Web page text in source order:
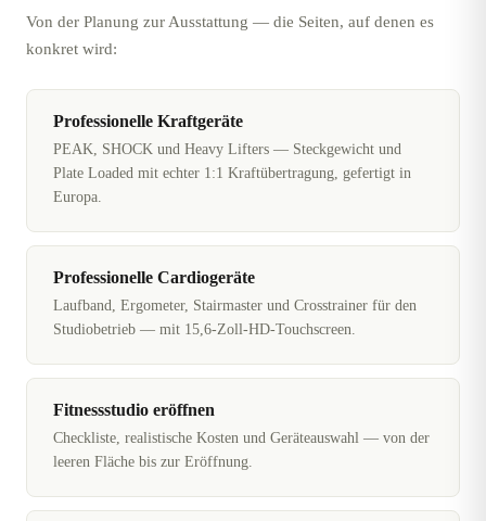
Von der Planung zur Ausstattung — die Seiten, auf denen es
konkret wird:
Professionelle Kraftgeräte
PEAK, SHOCK und Heavy Lifters — Steckgewicht und
Plate Loaded mit echter 1:1 Kraftübertragung, gefertigt in
Europa.
Professionelle Cardiogeräte
Laufband, Ergometer, Stairmaster und Crosstrainer für den
Studiobetrieb — mit 15,6-Zoll-HD-Touchscreen.
Fitnessstudio eröffnen
Checkliste, realistische Kosten und Geräteauswahl — von der
leeren Fläche bis zur Eröffnung.